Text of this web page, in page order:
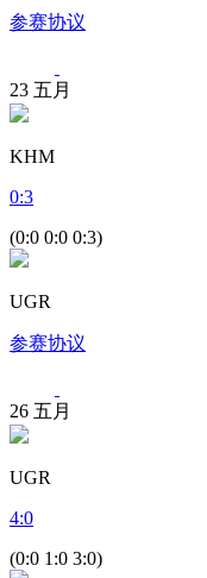
参赛协议
23 五月
KHM
0:3
(0:0 0:0 0:3)
UGR
参赛协议
26 五月
UGR
4:0
(0:0 1:0 3:0)